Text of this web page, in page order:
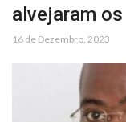
alvejaram
16 de Dezembro, 2023